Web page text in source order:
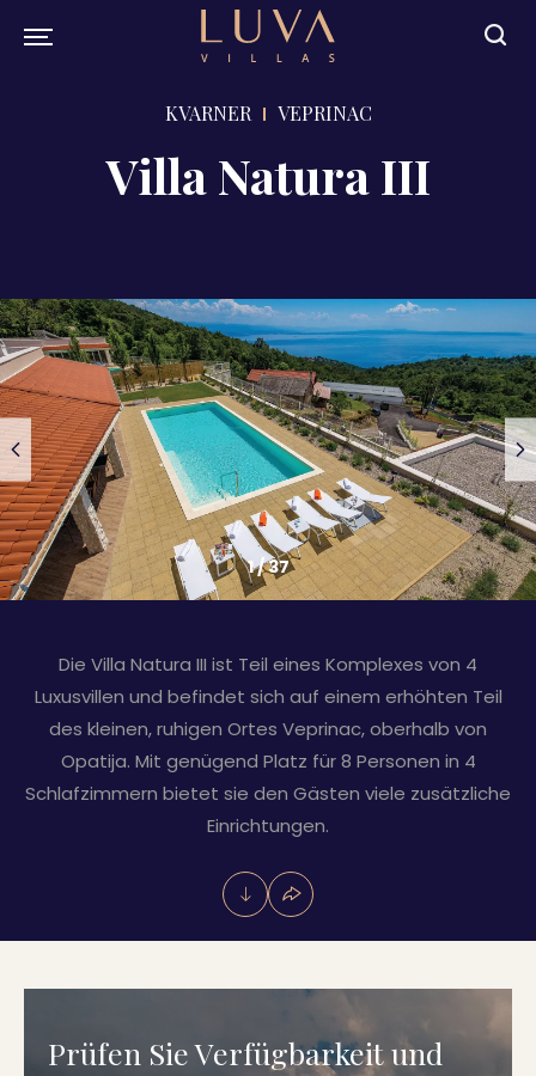
KVARNER VEPRINAC
Villa Natura III
1/37
Die Villa Natura III ist Teil eines Komplexes von 4
Luxusvillen und befindet sich auf einem erhöhten Teil
des kleinen, ruhigen Ortes Veprinac, oberhalb von
Opatija. Mit genügend Platz für 8 Personen in 4
Schlafzimmern bietet sie den Gästen viele zusätzliche
Einrichtungen.
Prüfen Sie Verfügbarkeit und